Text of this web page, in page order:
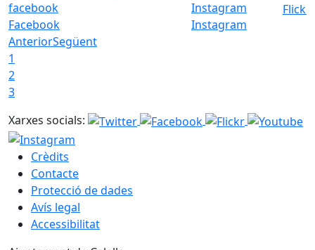
Facebook Instagram
Flickr
AnteriorSegüent
1
2
3
Xarxes socials:
Crèdits
Contacte
Protecció de dades
Avís legal
Accessibilitat